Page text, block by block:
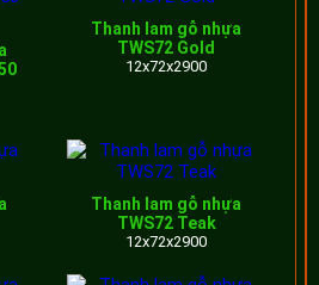
gỗ nhựa TecWood chuyên dùng
trí ngoài trời
Thanh lam gỗ nhựa
TWS72 Gold
12x72x2900
Thanh lam gỗ nhựa
TWS72 Teak
12x72x2900